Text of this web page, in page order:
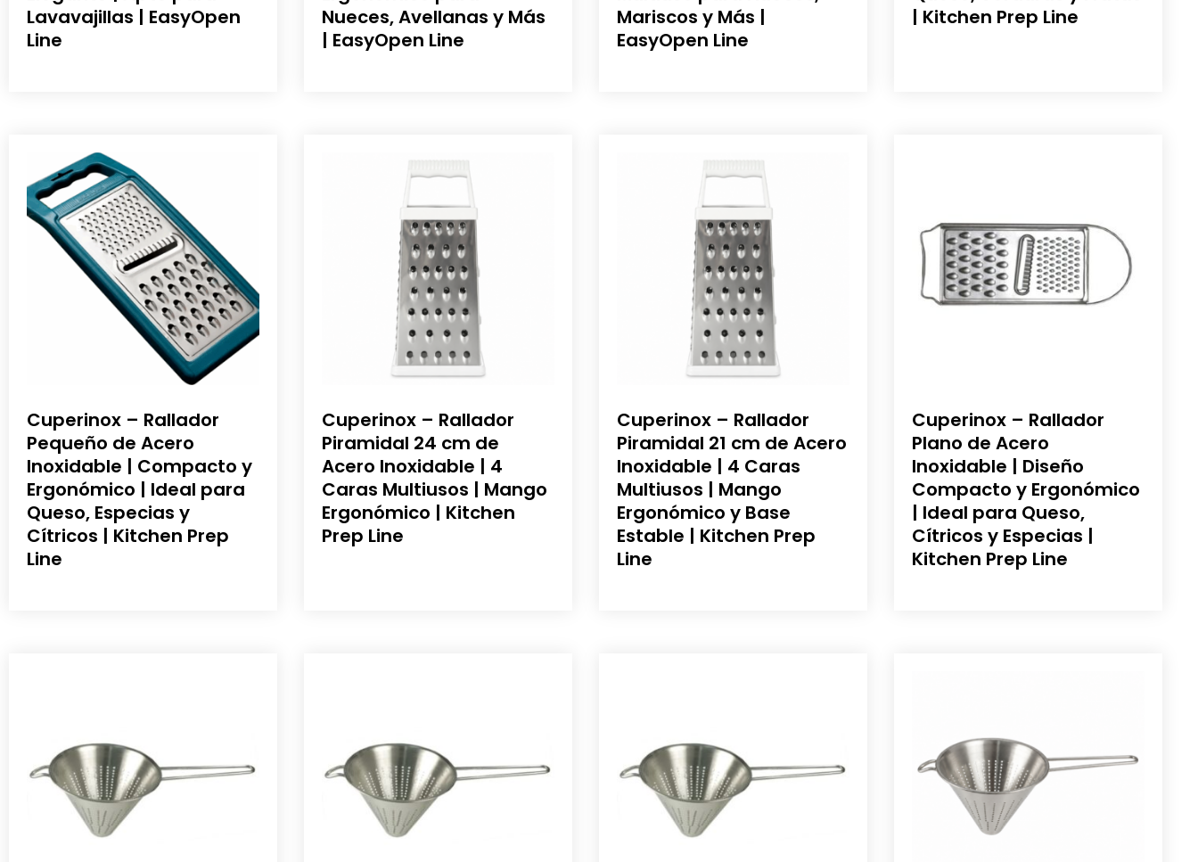
Lavavajillas | EasyOpen
Line
Nueces, Avellanas y Más
| EasyOpen Line
Mariscos y Más |
EasyOpen Line
| Kitchen Prep Line
Cuperinox – Rallador
Pequeño de Acero
Inoxidable | Compacto y
Ergonómico | Ideal para
Queso, Especias y
Cítricos | Kitchen Prep
Line
Cuperinox – Rallador
Piramidal 24 cm de
Acero Inoxidable | 4
Caras Multiusos | Mango
Ergonómico | Kitchen
Prep Line
Cuperinox – Rallador
Piramidal 21 cm de Acero
Inoxidable | 4 Caras
Multiusos | Mango
Ergonómico y Base
Estable | Kitchen Prep
Line
Cuperinox – Rallador
Plano de Acero
Inoxidable | Diseño
Compacto y Ergonómico
| Ideal para Queso,
Cítricos y Especias |
Kitchen Prep Line